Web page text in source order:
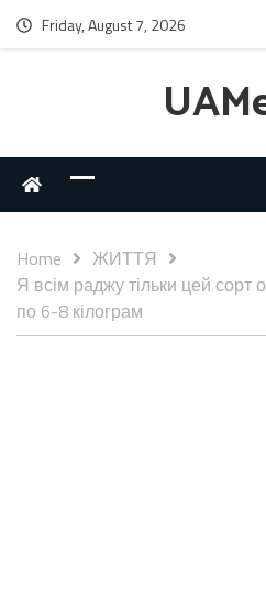
Friday, August 7, 2026
Home
ЖИТТЯ
Я всім раджу тільки цей сорт
по 6-8 кілограм